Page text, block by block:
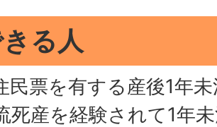
る人
民票を有する産後1年
死産を経験されて1年